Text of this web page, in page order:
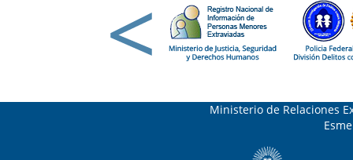
Ministerio de Relaciones